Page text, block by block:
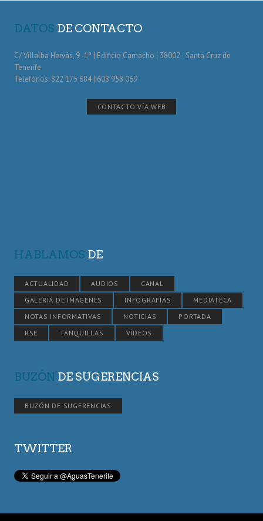
DATOS DE CONTACTO
C/ Villalba Hervás, 9 -1º | Edificio Camacho | 38002 · Santa Cruz de
Tenerife
Telefónos: 822 175 684 | 608 958 069
CONTACTO VÍA WEB
HABLAMOS DE
ACTUALIDAD AUDIOS
CANAL
GALERÍA DE IMÁGENES
INFOGRAFÍAS
MEDIATECA
NOTAS INFORMATIVAS
NOTICIAS
PORTADA
RSE
TANQUILLAS VÍDEOS
BUZÓN DE SUGERENCIAS
BUZÓN DE SUGERENCIAS
TWITTER